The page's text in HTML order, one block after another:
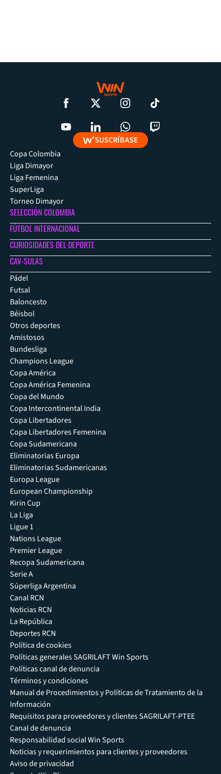
SUSCRÍBASE
Copa Colombia
Liga Dimayor
Liga Femenina
SuperLiga
Torneo Dimayor
SELECCIÓN COLOMBIA
FÚTBOL INTERNACIONAL
CURIOSIDADES DEL DEPORTE
CAV-SULAS
Pádel
Futsal
Baloncesto
Béisbol
Otros deportes
Amistosos
Bundesliga
Champions League
Copa América
Copa América Femenina
Copa del Mundo
Copa Intercontinental India
Copa Libertadores
Copa Libertadores Femenina
Copa Sudamericana
Eliminatorias Europa
Eliminatorias Sudamericanas
Europa League
European Championship
Kirin Cup
La Liga
Ligue 1
Nations League
Premier League
Recopa Sudamericana
Serie A
Súperliga Argentina
Canal RCN
Noticias RCN
La República
Deportes RCN
Política de cookies
Políticas generales SAGRILAFT Win Sports
Políticas canal de denuncia
Términos y condiciones
Manual de Procedimientos y Políticas de Tratamiento de la
Información
Requisitos para proveedores y clientes SAGRILAFT-PTEE
Canal de denuncia
Responsabilidad social Win Sports
Noticias y requerimientos para clientes y proveedores
Aviso de privacidad